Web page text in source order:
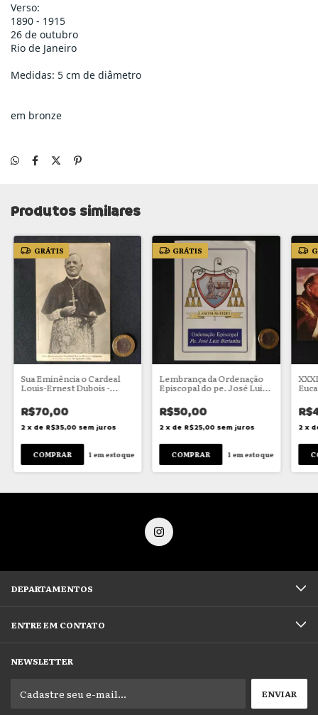
Verso:
1890 - 1915
26 de outubro
Rio de Janeiro
Medidas: 5 cm de diâmetro
em bronze
Produtos similares
GRÁTIS
Sua Eminência o Cardeal
Louis-Ernest Dubois -
R$70,00
2 x de R$35,00 sem juros
1 em estoque
GRÁTIS
Lembrança da Ordenação
Episcopal do pe. José Luiz
Bertanha
R$50,00
2 x de R$25,00 sem juros
1 em estoque
2 x
DEPARTAMENTOS
ENTRE EM CONTATO
NEWSLETTER